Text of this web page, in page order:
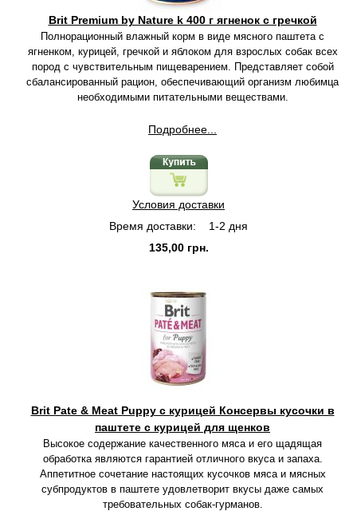
Brit Premium by Nature k 400 г ягненок с гречкой
Полнорационный влажный корм в виде мясного паштета с
ягненком, курицей, гречкой и яблоком для взрослых собак всех
пород с чувствительным пищеварением. Представляет собой
сбалансированный рацион, обеспечивающий организм любимца
необходимыми питательными веществами.
Подробнее...
Условия доставки
Время доставки:
1-2 дня
135,00 грн.
Brit Pate & Meat Puppy с курицей Консервы кусочки в
паштете с курицей для щенков
Высокое содержание качественного мяса и его щадящая
обработка являются гарантией отличного вкуса и запаха.
Аппетитное сочетание настоящих кусочков мяса и мясных
субпродуктов в паштете удовлетворит вкусы даже самых
требовательных собак-гурманов.